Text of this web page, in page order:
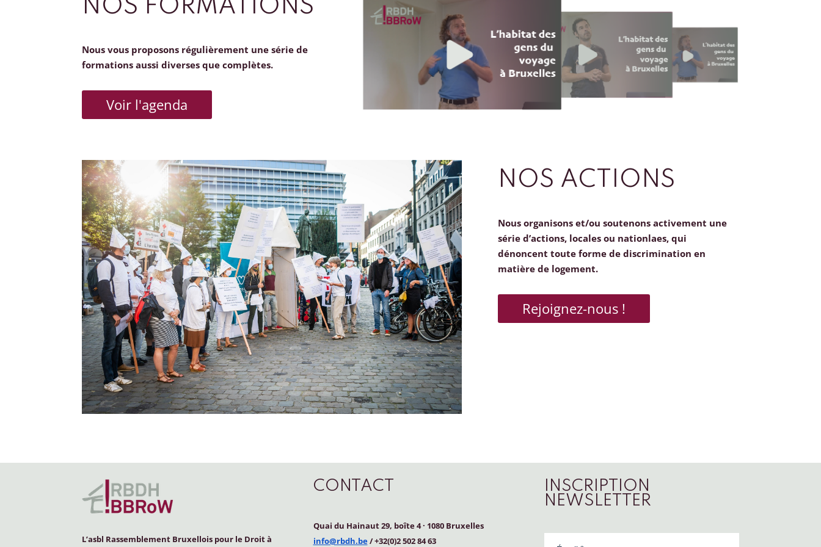
NOS FORMATIONS
Nous vous proposons régulièrement une série de
formations aussi diverses que complètes.
Voir l'agenda
NOS ACTIONS
Nous organisons et/ou soutenons activement une
série d’actions, locales ou nationlaes, qui
dénoncent toute forme de discrimination en
matière de logement.
Rejoignez-nous !
L’asbl Rassemblement Bruxellois pour le Droit à
CONTACT
Quai du Hainaut 29, boîte 4· 1080 Bruxelles
info@rbdh.be/ +32(0)2 502 84 63
INSCRIPTION
NEWSLETTER